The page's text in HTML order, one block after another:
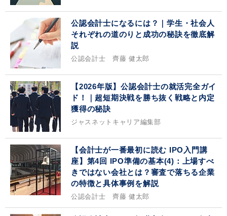
公認会計士になるには？｜学生・社会人
それぞれの道のりと成功の秘訣を徹底解
説
公認会計士 齊藤 健太郎
【2026年版】公認会計士の就活完全ガイ
ド！｜超短期決戦を勝ち抜く戦略と内定
獲得の秘訣
ジャスネットキャリア編集部
【会計士が一番最初に読む IPO入門講
座】第4回 IPO準備の基本(4)：上場すべ
きではない会社とは？審査で落ちる企業
の特徴と具体事例を解説
公認会計士 齊藤 健太郎